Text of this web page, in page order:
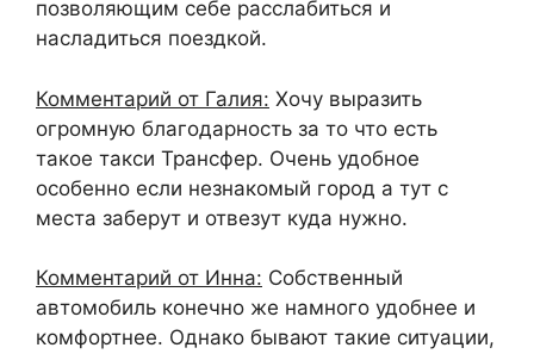
позволяющим себе расслабиться и
насладиться поездкой.
Комментарий от Галия: Хочу выразить
огромную благодарность за то что есть
такое такси Трансфер. Очень удобное
особенно если незнакомый город а тут с
места заберут и отвезут куда нужно.
Комментарий от Инна: Собственный
автомобиль конечно же намного удобнее и
комфортнее. Однако бывают такие ситуации,